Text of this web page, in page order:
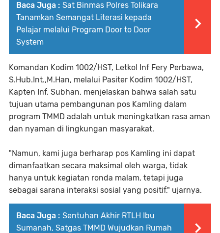
Baca Juga : Sat Binmas Polres Tolikara
Tanamkan Semangat Literasi kepada
Pelajar melalui Program Door to Door
System
Komandan Kodim 1002/HST, Letkol Inf Fery Perbawa,
S.Hub.Int.,M.Han, melalui Pasiter Kodim 1002/HST,
Kapten Inf. Subhan, menjelaskan bahwa salah satu
tujuan utama pembangunan pos Kamling dalam
program TMMD adalah untuk meningkatkan rasa aman
dan nyaman di lingkungan masyarakat.
"Namun, kami juga berharap pos Kamling ini dapat
dimanfaatkan secara maksimal oleh warga, tidak
hanya untuk kegiatan ronda malam, tetapi juga
sebagai sarana interaksi sosial yang positif," ujarnya.
Baca Juga : Sentuhan Akhir RTLH Ibu
Sumanah, Satgas TMMD Wujudkan Rumah